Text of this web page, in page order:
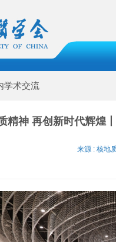
学术交流
精神 再创新时代辉煌
来源 : 核